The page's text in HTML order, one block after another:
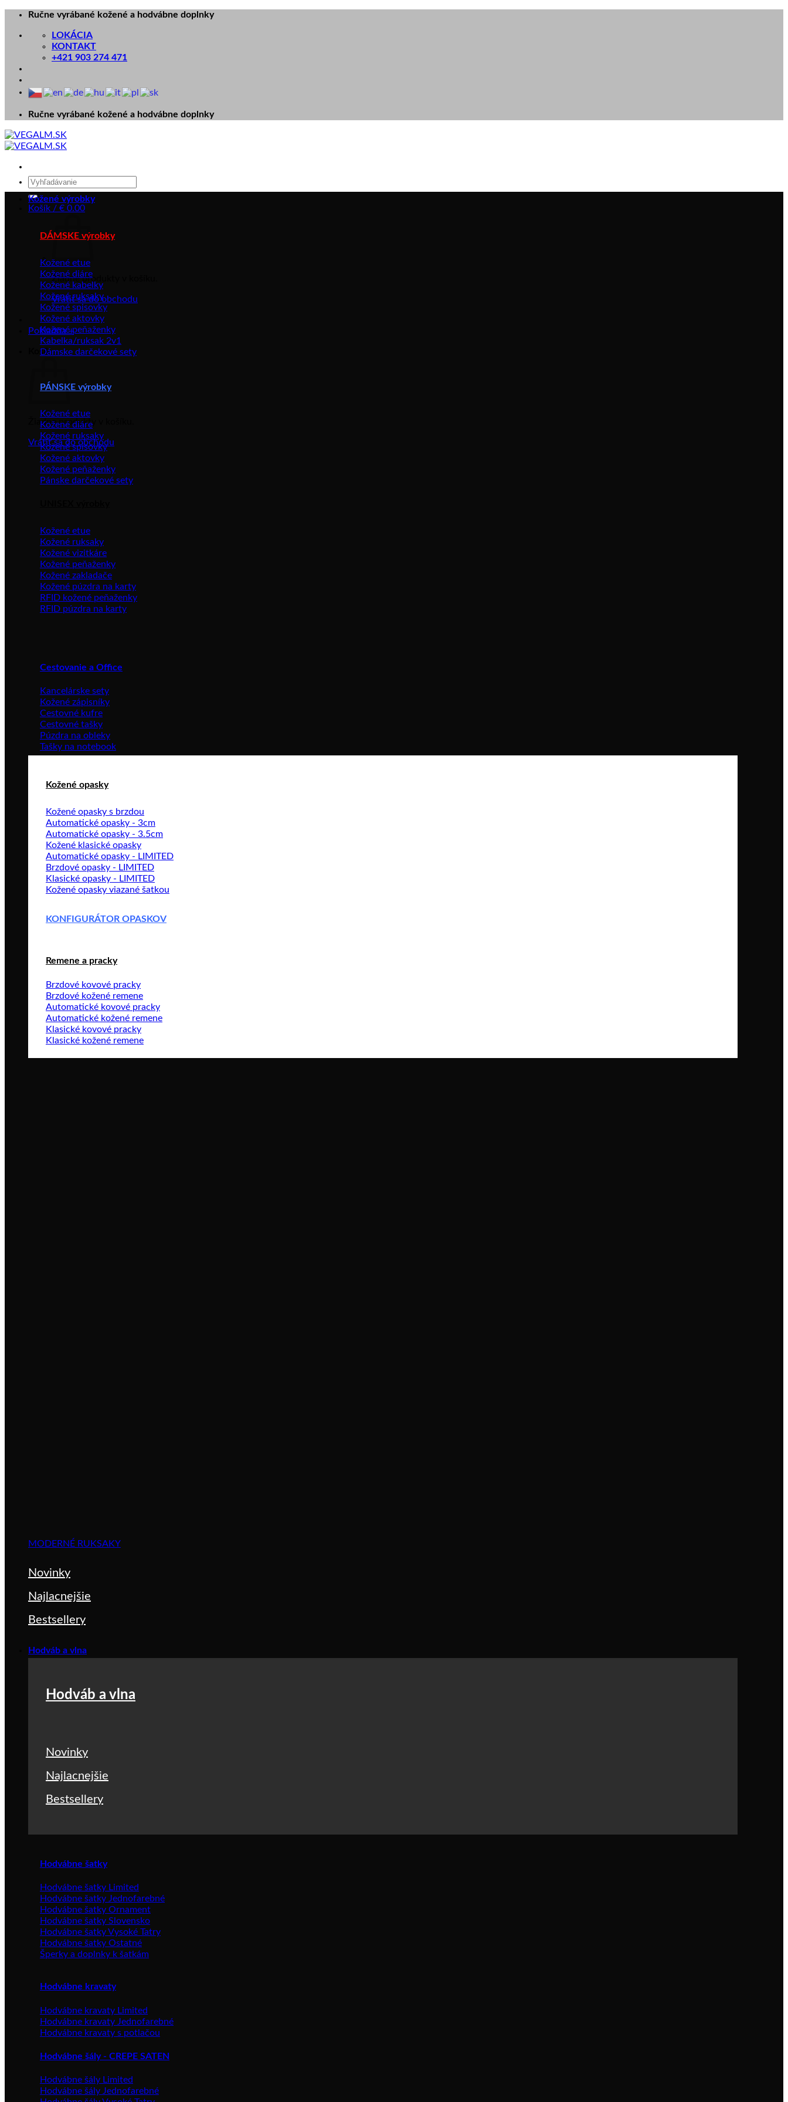
Skip
content
Ručne vyrábané kožené a hodvábne doplnky
LOKÁCIA
KONTAKT
+421 903 274 471
Ručne vyrábané kožené a hodvábne doplnky
Hľadať:
Košík / € 0.00
Žiadne produkty v košíku.
Vrátiť sa do obchodu
Pokladňa +
Košík
Žiadne produkty v košíku.
Vrátiť sa do obchodu
Kožené výrobky
DÁMSKE výrobky
Kožené etue
Kožené diáre
Kožené kabelky
Kožené ruksaky
Kožené spisovky
Kožené aktovky
Kožené peňaženky
Kabelka/ruksak 2v1
Dámske darčekové sety
PÁNSKE výrobky
Kožené etue
Kožené diáre
Kožené ruksaky
Kožené spisovky
Kožené aktovky
Kožené peňaženky
Pánske darčekové sety
Kožené etue
Kožené ruksaky
Kožené vizitkáre
Kožené peňaženky
Kožené zakladače
Kožené púzdra na karty
RFID kožené peňaženky
RFID púzdra na karty
Cestovanie a Office
Kancelárske sety
Kožené zápisníky
Cestovné kufre
Cestovné tašky
Púzdra na obleky
Tašky na notebook
Kožené opasky
Kožené opasky s brzdou
Automatické opasky - 3cm
Automatické opasky - 3.5cm
Kožené klasické opasky
Automatické opasky - LIMITED
Brzdové opasky - LIMITED
Klasické opasky - LIMITED
Kožené opasky viazané šatkou
KONFIGURÁTOR OPASKOV
Remene a pracky
Brzdové kovové pracky
Brzdové kožené remene
Automatické kovové pracky
Automatické kožené remene
Klasické kovové pracky
Klasické kožené remene
MODERNÉ RUKSAKY
Novinky
Najlacnejšie
Bestsellery
Hodváb a vlna
Hodváb a vlna
Novinky
Najlacnejšie
Bestsellery
Hodvábne šatky
Hodvábne šatky Limited
Hodvábne šatky Jednofarebné
Hodvábne šatky Ornament
Hodvábne šatky Slovensko
Hodvábne šatky Vysoké Tatry
Hodvábne šatky Ostatné
Šperky a doplnky k šatkám
Hodvábne kravaty
Hodvábne kravaty Limited
Hodvábne kravaty Jednofarebné
Hodvábne kravaty s potlačou
Hodvábne šály - CREPE SATEN
Hodvábne šály Limited
Hodvábne šály Jednofarebné